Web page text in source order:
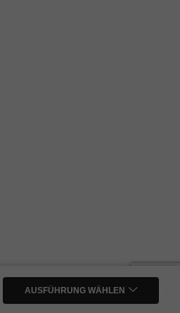
AUSFÜHRUNG WÄHLEN